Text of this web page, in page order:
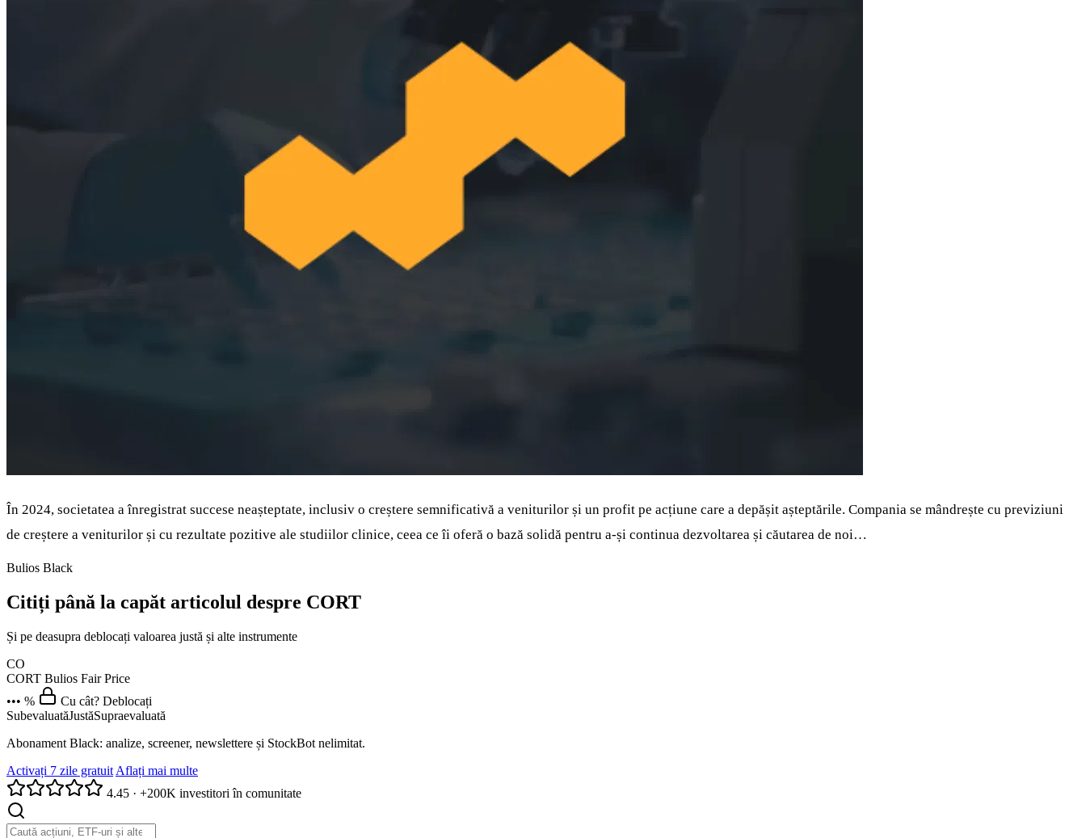
În 2024, societatea a înregistrat succese neașteptate, inclusiv o creștere semnificativă a veniturilor și un profit pe acțiune care a depășit așteptările. Compania se mândrește cu previziuni
de creștere a veniturilor și cu rezultate pozitive ale studiilor clinice, ceea ce îi oferă o bază solidă pentru a-și continua dezvoltarea și căutarea de noi…
Bulios Black
Citiți până la capăt articolul despre CORT
Și pe deasupra deblocați valoarea justă și alte instrumente
CO
CORT Bulios Fair Price
••• %
Cu cât? Deblocați
SubevaluatăJustăSupraevaluată
Abonament Black: analize, screener, newslettere și StockBot nelimitat.
Activați 7 zile gratuit Aflați mai multe
4.45 · +200K investitori în comunitate